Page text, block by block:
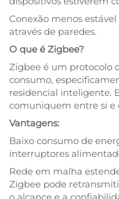
Conexão menos
através de paredes.
O que é Zigbee?
Zigbee é um protocolo
consumo,
residencial inteligente.
comuniquem entre si e
Vantagens:
Baixo consumo de
interruptores
Rede em malha
Zigbee pode